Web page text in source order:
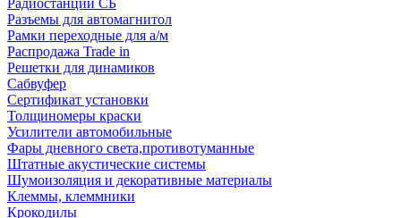
Радиостанции СБ
Разъемы для автомагнитол
Рамки переходные для а/м
Распродажа Trade in
Решетки для динамиков
Сабвуфер
Сертификат установки
Толщиномеры краски
Усилители автомобильные
Фары дневного света,противотуманные
Штатные акустические системы
Шумоизоляция и декоративные материалы
Клеммы, клеммники
Крокодилы